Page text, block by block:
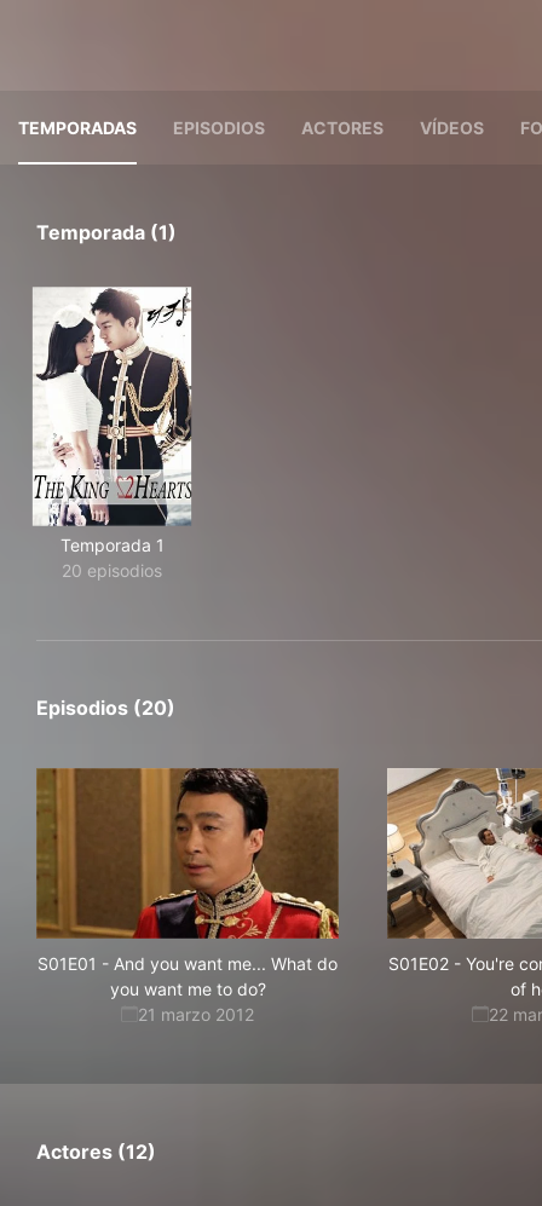
TEMPORADAS EPISODIOS ACTORES VÍDEOS
Temporada (1)
Temporada 1
20 episodios
Episodios (20)
S01E01 - And you want me... What do
you want me to do?
21 marzo 2012
S01E02 - You're
of
22
Actores (12)